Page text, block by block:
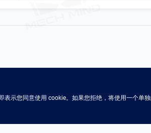
示您同意使用 cookie。如果您拒绝，将使用一个单